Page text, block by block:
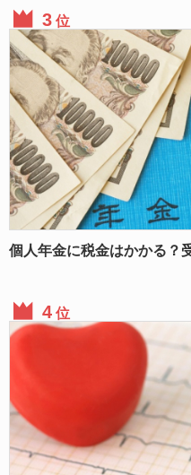
位
個人年金に税金はかかる？
位